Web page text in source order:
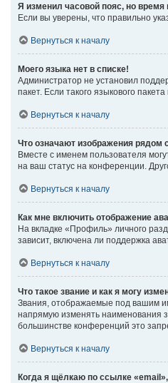
Я изменил часовой пояс, но время
Если вы уверены, что правильно
Вернуться к началу
Моего языка нет в списке!
Администратор не установил
пакет. Если такого языкового
Вернуться к началу
Что означают изображения рядом
Вместе с именем пользователя
на ваш статус на конференции.
Вернуться к началу
Как мне включить отображение
На вкладке «Профиль» личного
зависит, включена ли поддержка
Вернуться к началу
Что такое звание и как я могу
Звания, отображаемые под вашим
напрямую изменять наименования
большинстве конференций это
Вернуться к началу
Когда я щёлкаю по ссылке